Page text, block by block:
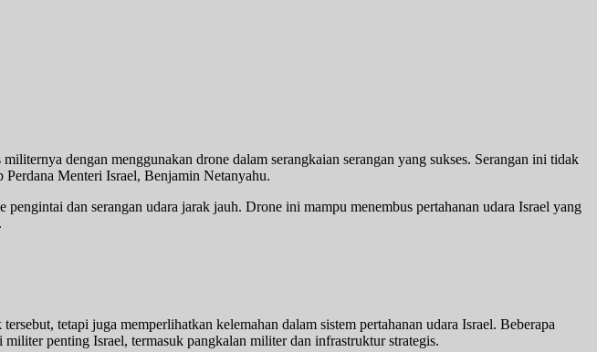
dengan menggunakan drone dalam serangkaian serangan yang sukses. Serangan ini tidak
Perdana Menteri Israel, Benjamin Netanyahu.
dan serangan udara jarak jauh. Drone ini mampu menembus pertahanan udara Israel yang
tetapi juga memperlihatkan kelemahan dalam sistem pertahanan udara Israel. Beberapa
penting Israel, termasuk pangkalan militer dan infrastruktur strategis.